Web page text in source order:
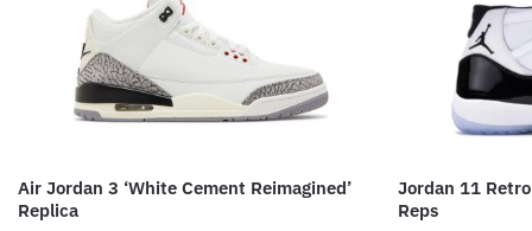
Air Jordan 3 ‘White Cement Reimagined’
Replica
Jordan 11
Reps